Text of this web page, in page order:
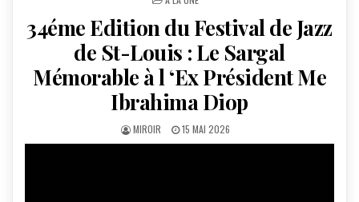
34éme Edition du Festival de Jazz
de St-Louis : Le Sargal
Mémorable à l ‘Ex Président Me
Ibrahima Diop
AUTHOR:
MIROIR
PUBLISHED
DATE:
15 MAI 2026